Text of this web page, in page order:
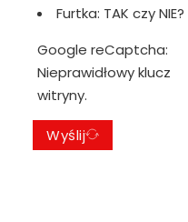
Furtka: TAK czy NIE?
Google reCaptcha:
Nieprawidłowy klucz
witryny.
Wyślij